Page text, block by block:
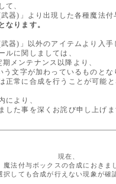
て、
器)」より出現した各種魔法付
なります。
武器)」以外のアイテムより入手
ルに関しましては、
メンテナンス以降より、
文字が加わっているものとな
正常に合成を行うことが可能と
により、
した事を深くお詫び申し上げま
現在、
魔法付与ボックスの合成におきま
択しても合成が行えない現象が確